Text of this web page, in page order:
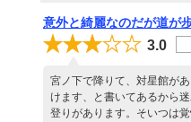
意外と綺麗なのだが道が
3.0
宮ノ下で降りて、対星館が
けます、と書いてあるから
登りがあります。そいつは